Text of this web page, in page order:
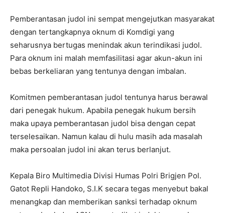
Pemberantasan judol ini sempat mengejutkan masyarakat
dengan tertangkapnya oknum di Komdigi yang
seharusnya bertugas menindak akun terindikasi judol.
Para oknum ini malah memfasilitasi agar akun-akun ini
bebas berkeliaran yang tentunya dengan imbalan.
Komitmen pemberantasan judol tentunya harus berawal
dari penegak hukum. Apabila penegak hukum bersih
maka upaya pemberantasan judol bisa dengan cepat
terselesaikan. Namun kalau di hulu masih ada masalah
maka persoalan judol ini akan terus berlanjut.
Kepala Biro Multimedia Divisi Humas Polri Brigjen Pol.
Gatot Repli Handoko, S.I.K secara tegas menyebut bakal
menangkap dan memberikan sanksi terhadap oknum